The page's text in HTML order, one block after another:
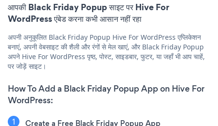
आपकी Black Friday Popup साइट पर Hive For
WordPress एंबेड करना कभी आसान नहीं रहा
अपनी अनुकूलित Black Friday Popup Hive For WordPress एप्लिकेशन
बनाएं, अपनी वेबसाइट की शैली और रंगों से मेल खाएं, और Black Friday Popup
अपने Hive For WordPress पृष्ठ, पोस्ट, साइडबार, फुटर, या जहाँ भी आप चाहें,
पर जोड़ें साइट।
How To Add a Black Friday Popup App on Hive For
WordPress:
Create a Free Black Friday Popup App